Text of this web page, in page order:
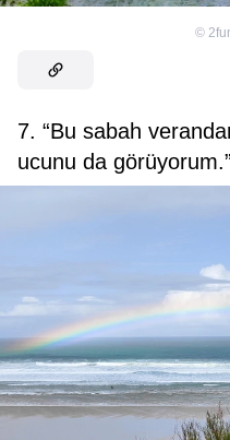
©
7. “Bu sabah
ucunu da görüyorum.”